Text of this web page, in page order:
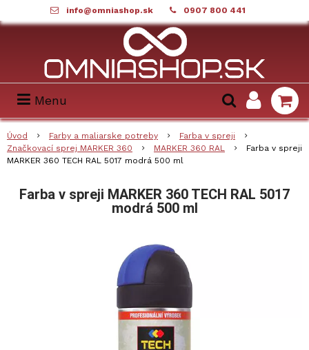
info@omniashop.sk 0907 800 441
Menu
Úvod Farby a maliarske potreby
Farba v spreji
Značkovací sprej MARKER 360
MARKER 360 RAL
Farba v spreji
MARKER 360 TECH RAL 5017 modrá 500 ml
Farba v spreji MARKER 360 TECH RAL 5017
modrá 500 ml